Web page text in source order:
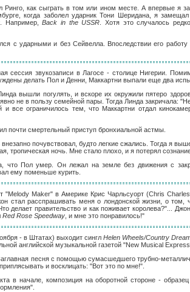
Ринго, как сыграть в том или ином месте. А впервые я
когда заболел ударник Тони Шеридана, я
. Например,Back in the USSR . Хотя это случалось
с ударными и без Сейвелла. Впоследствии его
сессия звукозаписи в Лагосе - столице Нигерии.
делать Пол и Денни, Маккартни выпали еще два
вышли погулять, и вскоре их окружили пятеро
не в пользу семейной пары. Тогда Линда закричала:
и все ограничилось тем, что Маккартни отдал
почти смертельный приступ бронхиальной астмы.
почувствовал, будто легкие сжались. Тогда я
тропическая ночь. Мне стало плохо, и я потерял
что Пол умер. Он лежал на земле без движения с
ему поменьше курить.
"Melody Maker" в Америке Крис Чарльсуорт (Chris
стал расспрашивать меня о лондонской жизни, о том,
делает правительство и как поживает королева?"...
Red Rose Speedway, и мне это понравилось!"
- в Штатах) выходит синглHelen Wheels/Country
английской музыкальной газетой "New Musical
песня с помощью сумасшедшего трубно-
и восклицать: "Вот это по мне!".
в начале, композиция на оборотной стороне -